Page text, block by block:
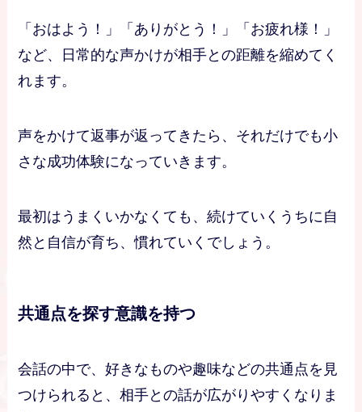
「おはよう！」「ありがとう！」「お疲れ様！」
など、日常的な声かけが相手との距離を縮めてく
れます。
声をかけて返事が返ってきたら、それだけでも小
さな成功体験になっていきます。
最初はうまくいかなくても、続けていくうちに自
然と自信が育ち、慣れていくでしょう。
共通点を探す意識を持つ
会話の中で、好きなものや趣味などの共通点を見
つけられると、相手との話が広がりやすくなりま